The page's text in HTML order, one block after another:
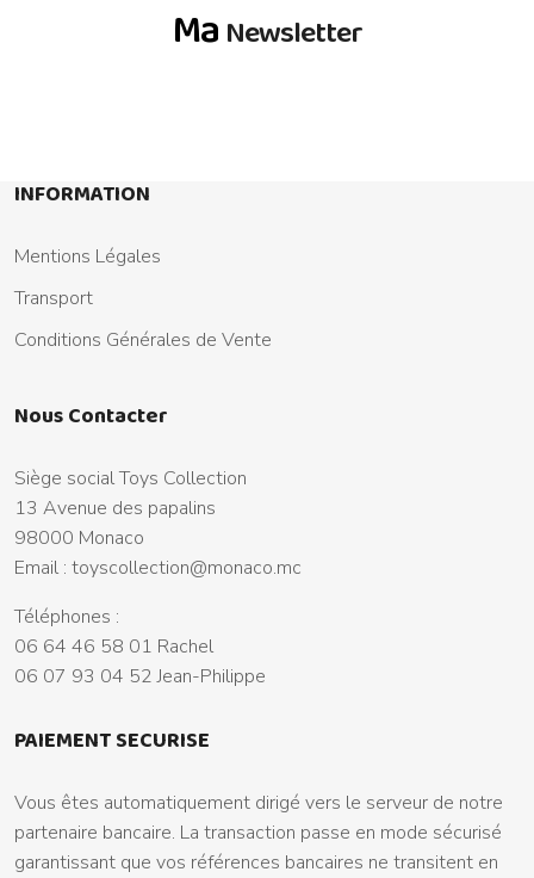
Ma Newsletter
INFORMATION
Mentions Légales
Transport
Conditions Générales de Vente
Nous Contacter
Siège social Toys Collection
13 Avenue des papalins
98000 Monaco
Email : toyscollection@monaco.mc
Téléphones :
06 64 46 58 01 Rachel
06 07 93 04 52 Jean-Philippe
PAIEMENT SECURISE
Vous êtes automatiquement dirigé vers le serveur de notre
partenaire bancaire. La transaction passe en mode sécurisé
garantissant que vos références bancaires ne transitent en